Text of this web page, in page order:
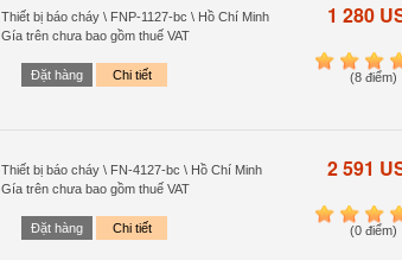
Thiết bị báo cháy \ FNP-1127-bc \ Hồ Chí Minh
Gía trên chưa bao gồm thuế VAT
Đặt hàng Chi tiết
1 280
1 2 3 4
(8 điểm)
Thiết bị báo cháy \ FN-4127-bc \ Hồ Chí Minh
Gía trên chưa bao gồm thuế VAT
Đặt hàng Chi tiết
2 591
1 2 3 4
(0 điểm)